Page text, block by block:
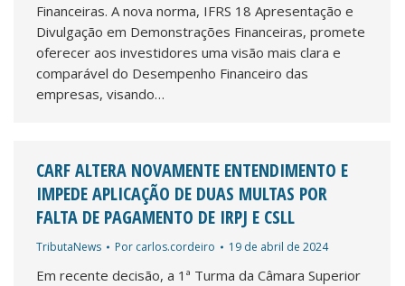
Financeiras. A nova norma, IFRS 18 Apresentação e
Divulgação em Demonstrações Financeiras, promete
oferecer aos investidores uma visão mais clara e
comparável do Desempenho Financeiro das
empresas, visando…
CARF ALTERA NOVAMENTE ENTENDIMENTO E
IMPEDE APLICAÇÃO DE DUAS MULTAS POR
FALTA DE PAGAMENTO DE IRPJ E CSLL
TributaNews Por carlos.cordeiro 19 de abril de 2024
Em recente decisão, a 1ª Turma da Câmara Superior